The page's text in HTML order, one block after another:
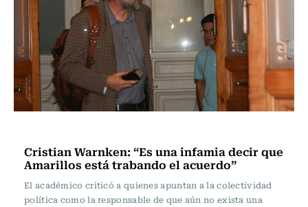
Cristian Warnken: “Es una infamia decir que
Amarillos está trabando el acuerdo”
El académico criticó a quienes apuntan a la colectividad
política como la responsable de que aún no exista una